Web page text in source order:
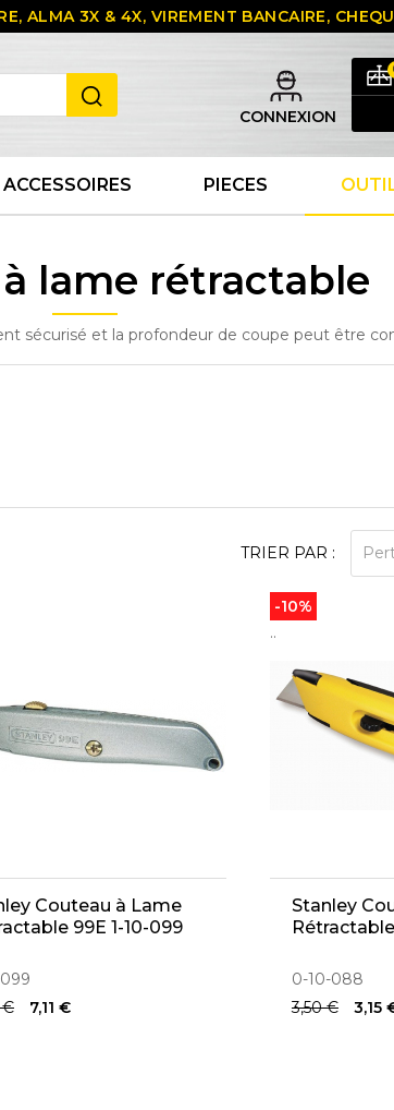
ALMA 3X & 4X, VIREMENT BANCAIRE,
CONNEXION
ACCESSOIRES PIECES
lame rétractable
sécurisé et la profondeur de coupe peut être
TRIER PAR :
Couteau à Lame
99E 1-10-099
€
7,11 €
..
Stanley
0-10-088
3,50 €
-10%
3,15